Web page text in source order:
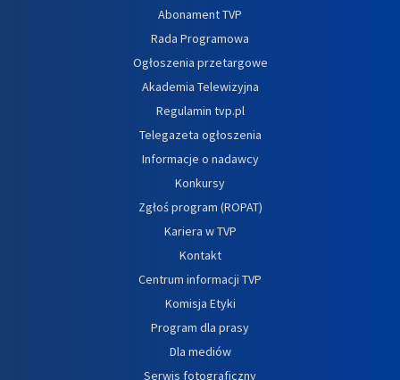
Abonament TVP
Rada Programowa
Ogłoszenia przetargowe
Akademia Telewizyjna
Regulamin tvp.pl
Telegazeta ogłoszenia
Informacje o nadawcy
Konkursy
Zgłoś program (ROPAT)
Kariera w TVP
Kontakt
Centrum informacji TVP
Komisja Etyki
Program dla prasy
Dla mediów
Serwis fotograficzny